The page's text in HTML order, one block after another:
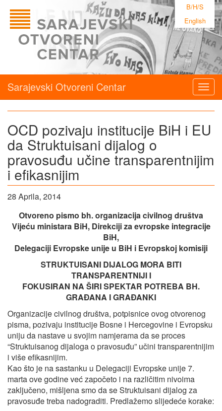
B/H/S
English
Sarajevski Otvoreni Centar
OCD pozivaju institucije BiH i EU
da Struktuisani dijalog o
pravosuđu učine transparentnijim
i efikasnijim
28 Aprila, 2014
Otvoreno pismo bh. organizacija civilnog društva
Vijeću ministara BiH, Direkciji za evropske integracije
BiH,
Delegaciji Evropske unije u BiH i Evropskoj komisiji
STRUKTUISANI DIJALOG MORA BITI
TRANSPARENTNIJI I
FOKUSIRAN NA ŠIRI SPEKTAR POTREBA BH.
GRAĐANA I GRAĐANKI
Organizacije civilnog društva, potpisnice ovog otvorenog
pisma, pozivaju institucije Bosne i Hercegovine i Evropsku
uniju da nastave u svojim namjerama da se proces
“Struktuisanog dijaloga o pravosuđu” učini transparentnijim
i više efikasnijim.
Kao što je na sastanku u Delegaciji Evropske unije 7.
marta ove godine već započeto i na različitim nivoima
zaključeno, mišljena smo da se Struktuisani dijalog za
pravosuđe treba nadograditi. Predlažemo slijedeće korake: